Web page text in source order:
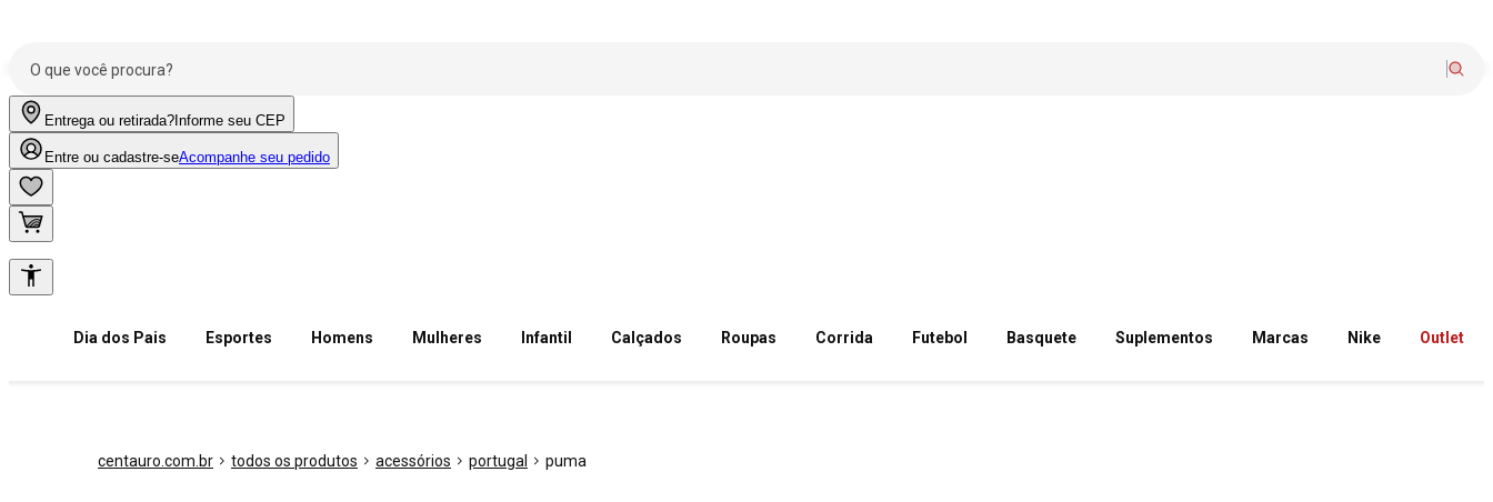
Entrega ou retirada? Informe seu CEP
Entre ou cadastre-seAcompanhe seu pedido
Dia dos Pais Esportes Homens Mulheres Infantil Calçados Roupas Corrida Futebol Basquete Suplementos Marcas Nike Outlet
centauro.com.br todos os produtos acessórios portugal puma